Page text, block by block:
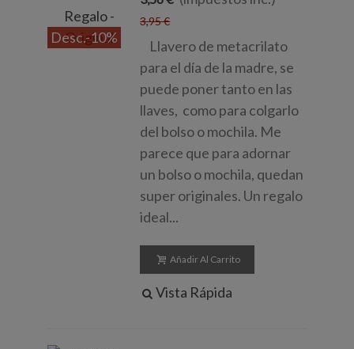
Desc.-10%
3,95 €
Llavero de metacrilato
para el día de la madre, se
puede poner tanto en las
llaves, como para colgarlo
del bolso o mochila. Me
parece que para adornar
un bolso o mochila, quedan
super originales. Un regalo
ideal...
Añadir Al Carrito
Vista Rápida